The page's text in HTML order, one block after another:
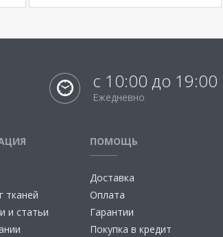
с 10:00 до 19:00
Ежедневно
тканей
и статьи
ПОМОЩЬ
Доставка
Оплата
Гарантии
Покупка в кредит